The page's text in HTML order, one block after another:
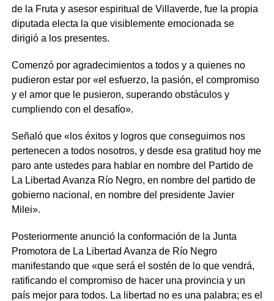
de la Fruta y asesor espiritual de Villaverde, fue la propia
diputada electa la que visiblemente emocionada se
dirigió a los presentes.
Comenzó por agradecimientos a todos y a quienes no
pudieron estar por «el esfuerzo, la pasión, el compromiso
y el amor que le pusieron, superando obstáculos y
cumpliendo con el desafío».
Señaló que «los éxitos y logros que conseguimos nos
pertenecen a todos nosotros, y desde esa gratitud hoy me
paro ante ustedes para hablar en nombre del Partido de
La Libertad Avanza Río Negro, en nombre del partido de
gobierno nacional, en nombre del presidente Javier
Milei».
Posteriormente anunció la conformación de la Junta
Promotora de La Libertad Avanza de Río Negro
manifestando que «que será el sostén de lo que vendrá,
ratificando el compromiso de hacer una provincia y un
país mejor para todos. La libertad no es una palabra; es el